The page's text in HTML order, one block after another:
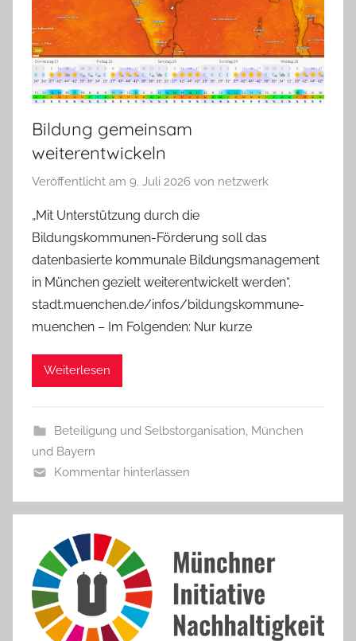
Bildung gemeinsam
weiterentwickeln
Veröffentlicht am 9. Juli 2026 von netzwerk
„Mit Unterstützung durch die
Bildungskommunen-Förderung soll das
datenbasierte kommunale Bildungsmanagement
in München gezielt weiterentwickelt werden“.
stadt.muenchen.de/infos/bildungskommune-
muenchen – Im Folgenden: Nur kurze
Weiterlesen
Beteiligung und Selbstorganisation, München
und Bayern
Kommentar hinterlassen